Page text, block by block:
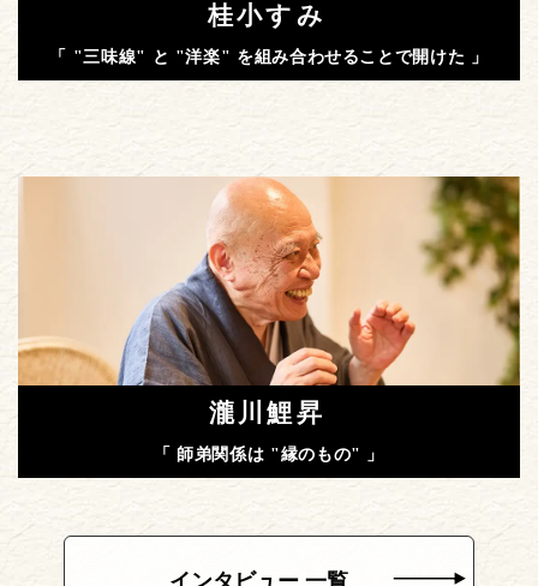
桂小すみ
「 "三味線" と "洋楽" を組み合わせることで開けた 」
瀧川鯉昇
「 師弟関係は "縁のもの" 」
インタビュー 一覧